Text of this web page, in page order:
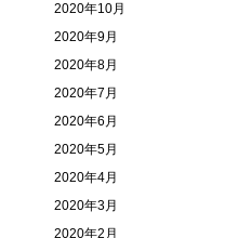
2020年10月
2020年9月
2020年8月
2020年7月
2020年6月
2020年5月
2020年4月
2020年3月
2020年2月